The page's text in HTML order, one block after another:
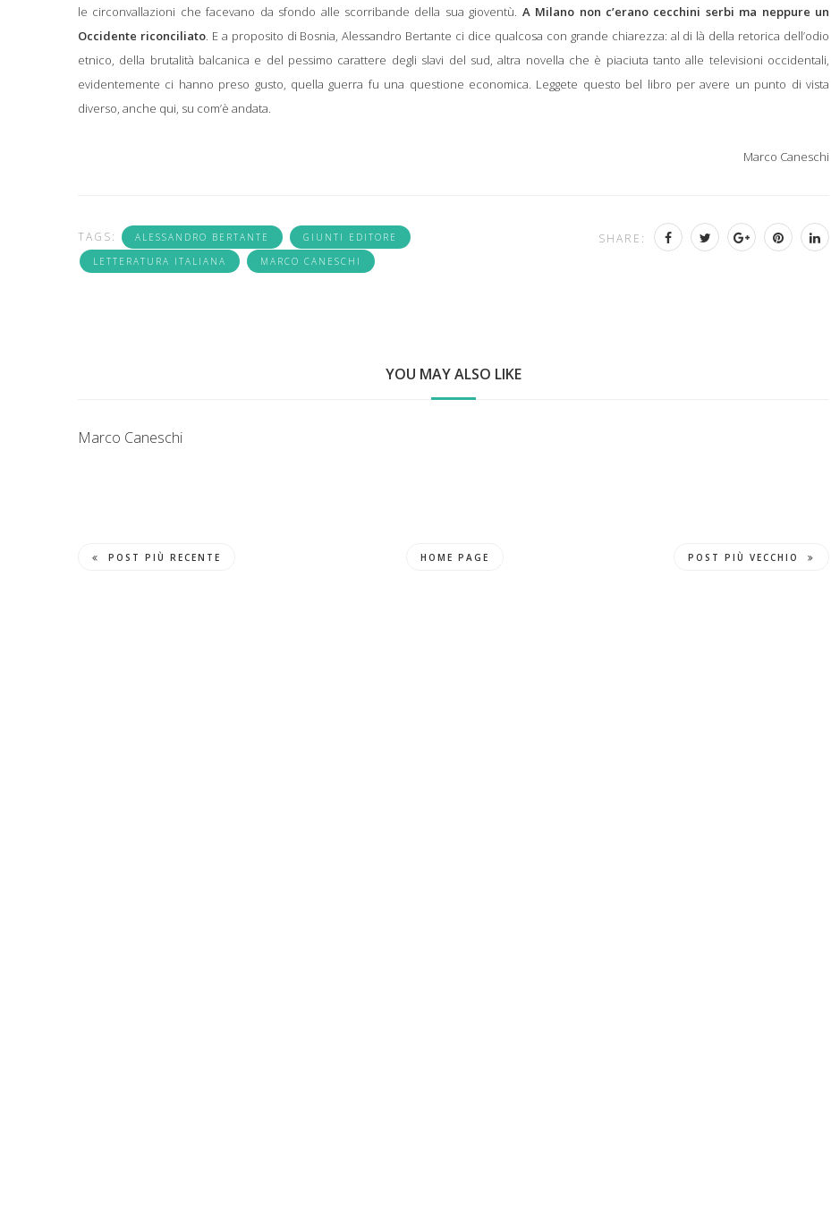
le circonvallazioni che facevano da sfondo alle scorribande della sua gioventù. A Milano non c’erano cecchini serbi ma neppure un
Occidente riconciliato. E a proposito di Bosnia, Alessandro Bertante ci dice qualcosa con grande chiarezza: al di là della retorica dell’odio
etnico, della brutalità balcanica e del pessimo carattere degli slavi del sud, altra novella che è piaciuta tanto alle televisioni occidentali,
evidentemente ci hanno preso gusto, quella guerra fu una questione economica. Leggete questo bel libro per avere un punto di vista
diverso, anche qui, su com’è andata.
Marco Caneschi
TAGS: ALESSANDRO BERTANTE
GIUNTI EDITORE
LETTERATURA ITALIANA
MARCO CANESCHI
SHARE:
YOU MAY ALSO LIKE
Marco Caneschi
POST PIÙ RECENTE HOME PAGE POST PIÙ VECCHIO